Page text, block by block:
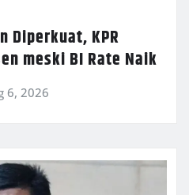
Diperkuat, KPR
meski BI Rate Naik
6, 2026